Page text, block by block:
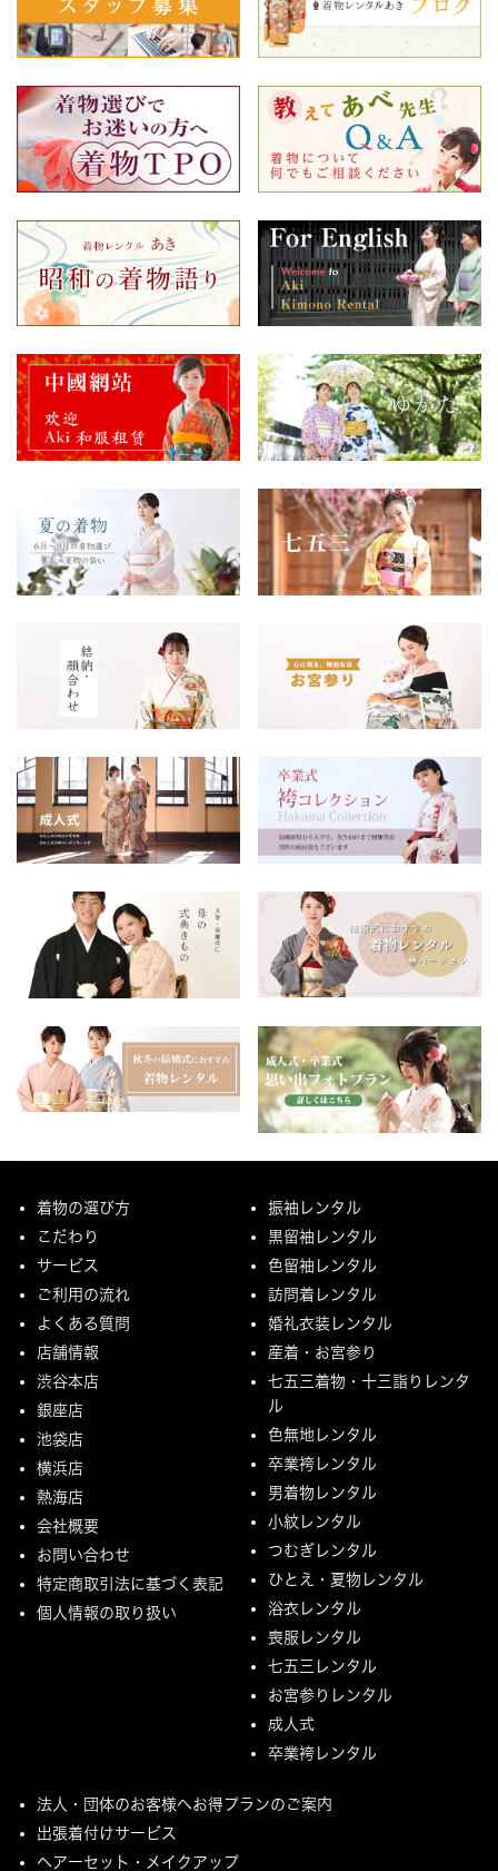
着物の選び方
こだわり
サービス
ご利用の流れ
よくある質問
店舗情報
渋谷本店
銀座店
池袋店
横浜店
熱海店
会社概要
お問い合わせ
特定商取引法に基づく表記
個人情報の取り扱い
振袖レンタル
黒留袖レンタル
色留袖レンタル
訪問着レンタル
婚礼衣装レンタル
産着・お宮参り
七五三着物・十三詣りレンタ
ル
色無地レンタル
卒業袴レンタル
男着物レンタル
小紋レンタル
つむぎレンタル
ひとえ・夏物レンタル
浴衣レンタル
喪服レンタル
七五三レンタル
お宮参りレンタル
成人式
卒業袴レンタル
法人・団体のお客様へお得プランのご案内
出張着付けサービス
ヘアーセット・メイクアップ